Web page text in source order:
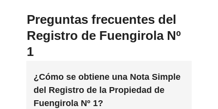
Preguntas frecuentes del
Registro de Fuengirola Nº
1
¿Cómo se obtiene una Nota Simple
del Registro de la Propiedad de
Fuengirola Nº 1?